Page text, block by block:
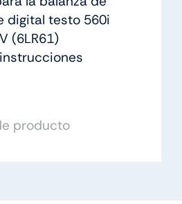
digital testo 560i
(6LR61)
producto